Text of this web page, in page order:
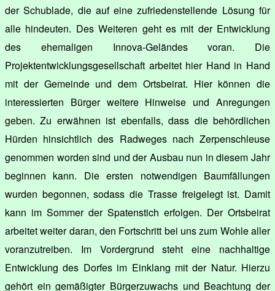
der Schublade, die auf eine zufriedenstellende Lösung für
alle hindeuten. Des Weiteren geht es mit der Entwicklung
des ehemaligen Innova-Geländes voran. Die
Projektentwicklungsgesellschaft arbeitet hier Hand in Hand
mit der Gemeinde und dem Ortsbeirat. Hier können die
interessierten Bürger weitere Hinweise und Anregungen
geben. Zu erwähnen ist ebenfalls, dass die behördlichen
Hürden hinsichtlich des Radweges nach Zerpenschleuse
genommen worden sind und der Ausbau nun in diesem Jahr
beginnen kann. Die ersten notwendigen Baumfällungen
wurden begonnen, sodass die Trasse freigelegt ist. Damit
kann im Sommer der Spatenstich erfolgen. Der Ortsbeirat
arbeitet weiter daran, den Fortschritt bei uns zum Wohle aller
voranzutreiben. Im Vordergrund steht eine nachhaltige
Entwicklung des Dorfes im Einklang mit der Natur. Hierzu
gehört ein gemäßigter Bürgerzuwachs und Beachtung der